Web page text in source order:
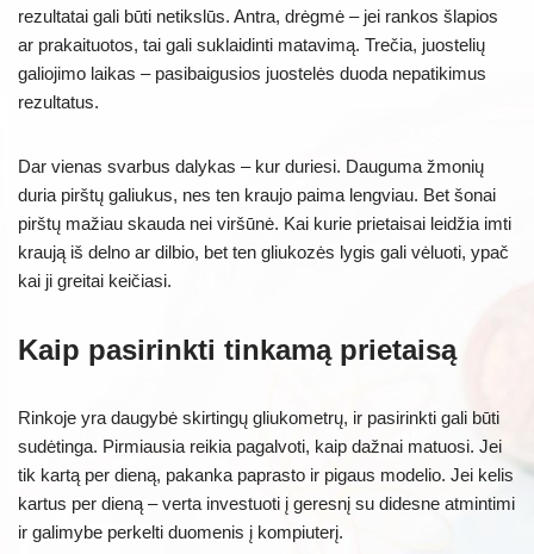
rezultatai gali būti netikslūs. Antra, drėgmė – jei rankos šlapios
ar prakaituotos, tai gali suklaidinti matavimą. Trečia, juostelių
galiojimo laikas – pasibaigusios juostelės duoda nepatikimus
rezultatus.
Dar vienas svarbus dalykas – kur duriesi. Dauguma žmonių
duria pirštų galiukus, nes ten kraujo paima lengviau. Bet šonai
pirštų mažiau skauda nei viršūnė. Kai kurie prietaisai leidžia imti
kraują iš delno ar dilbio, bet ten gliukozės lygis gali vėluoti, ypač
kai ji greitai keičiasi.
Kaip pasirinkti tinkamą prietaisą
Rinkoje yra daugybė skirtingų gliukometrų, ir pasirinkti gali būti
sudėtinga. Pirmiausia reikia pagalvoti, kaip dažnai matuosi. Jei
tik kartą per dieną, pakanka paprasto ir pigaus modelio. Jei kelis
kartus per dieną – verta investuoti į geresnį su didesne atmintimi
ir galimybe perkelti duomenis į kompiuterį.